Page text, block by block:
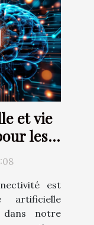
et vie
les
est
artificielle
dans notre